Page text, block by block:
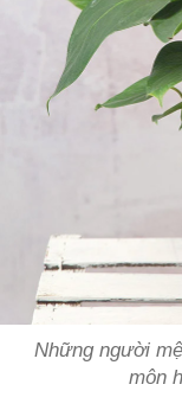
Những người
môn